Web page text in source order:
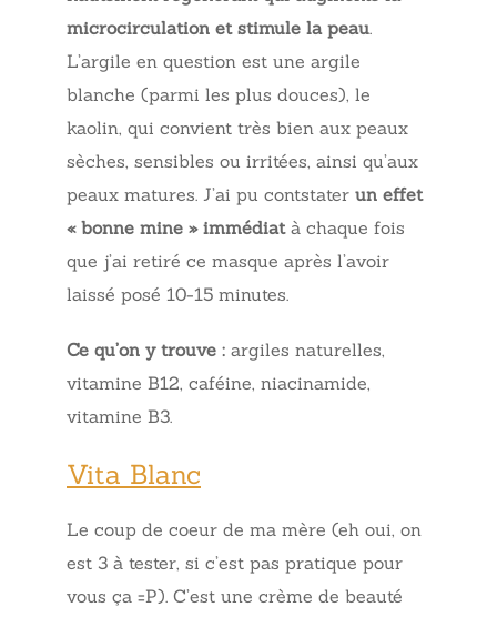
microcirculation et stimule la peau.
L’argile en question est une argile
blanche (parmi les plus douces), le
kaolin, qui convient très bien aux peaux
sèches, sensibles ou irritées, ainsi qu’aux
peaux matures. J’ai pu contstater un effet
« bonne mine » immédiatà chaque fois
que j’ai retiré ce masque après l’avoir
laissé posé 10-15 minutes.
Ce qu’on y trouve : argiles naturelles,
vitamine B12, caféine, niacinamide,
vitamine B3.
Vita Blanc
Le coup de coeur de ma mère (eh oui, on
est 3 à tester, si c’est pas pratique pour
vous ça =P). C’est une crème de beauté